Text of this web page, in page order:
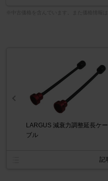
LARGUS 減衰力調整延長ケー
ブル
記